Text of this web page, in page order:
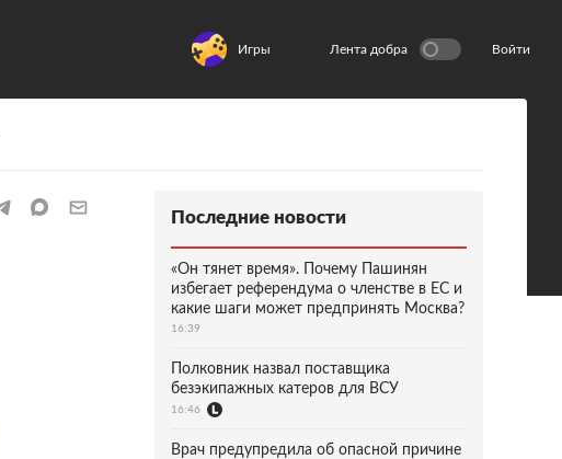
Игры Лента добра Войти
Последние новости
«Он тянет время». Почему Пашинян
избегает референдума о членстве в ЕС и
какие шаги может предпринять Москва?
16:39
Полковник назвал поставщика
безэкипажных катеров для ВСУ
16:46
Врач предупредила об опасной причине